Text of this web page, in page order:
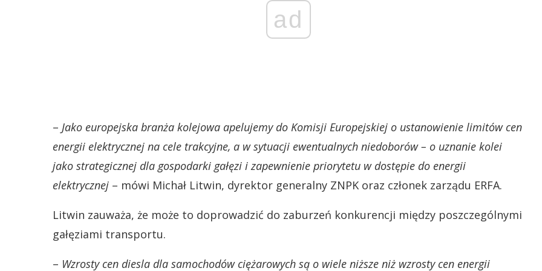
ad
– Jako europejska branża kolejowa apelujemy do Komisji Europejskiej o ustanowienie limitów cen
energii elektrycznej na cele trakcyjne, a w sytuacji ewentualnych niedoborów – o uznanie kolei
jako strategicznej dla gospodarki gałęzi i zapewnienie priorytetu w dostępie do energii
elektrycznej – mówi Michał Litwin, dyrektor generalny ZNPK oraz członek zarządu ERFA.
Litwin zauważa, że może to doprowadzić do zaburzeń konkurencji między poszczególnymi
gałęziami transportu.
– Wzrosty cen diesla dla samochodów ciężarowych są o wiele niższe niż wzrosty cen energii